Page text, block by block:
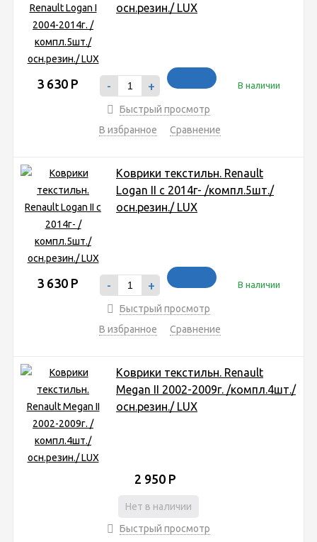
осн.резин./ LUX
3 630 Р - + В наличии
Быстрый просмотр
В избранное
Сравнение
Коврики текстильн. Renault
Logan II c 2014г- /компл.5шт./
осн.резин./ LUX
3 630 Р - + В наличии
Быстрый просмотр
В избранное
Сравнение
Коврики текстильн. Renault
Megan II 2002-2009г. /компл.4шт./
осн.резин./ LUX
2 950 Р
Нет в наличии
Быстрый просмотр